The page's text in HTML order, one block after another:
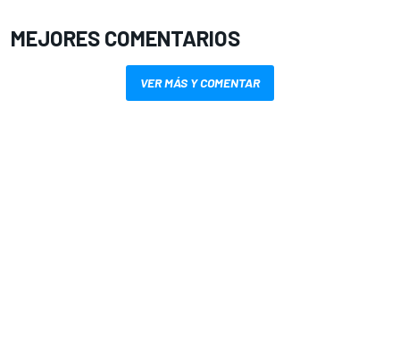
MEJORES COMENTARIOS
VER MÁS Y COMENTAR